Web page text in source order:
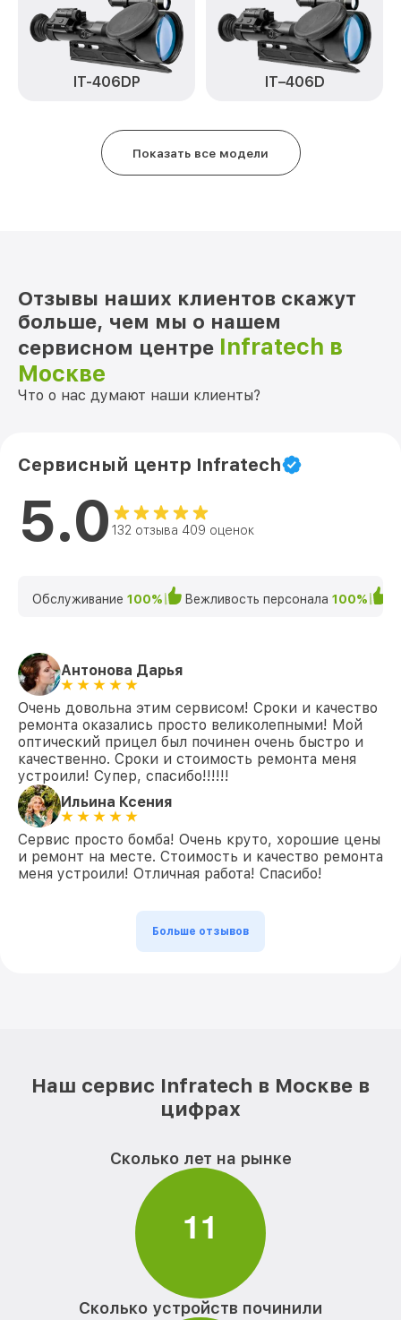
Замена матрицы IT-404H Infratech от 1100₽
Замена дисплея (экрана) IT-404H
Infratech
от 750₽
Ремонт Wi-Fi IT-404H Infratech
Infratech
IT-406DP IT–406D
Показать все модели
Отзывы наших клиентов скажут
больше, чем мы о нашем
сервисном центре Infratech в
Москве
Что о нас думают наши клиенты?
Сервисный центр Infratech
5.0 132 отзыва 409 оценок
Обслуживание 100% Вежливость персонала 100%
Антонова Дарья
Очень довольна этим сервисом! Сроки и качество
ремонта оказались просто великолепными! Мой
оптический прицел был починен очень быстро и
качественно. Сроки и стоимость ремонта меня
устроили! Супер, спасибо!!!!!!
Ильина Ксения
Сервис просто бомба! Очень круто, хорошие цены
и ремонт на месте. Стоимость и качество ремонта
меня устроили! Отличная работа! Спасибо!
Больше отзывов
Наш сервис Infratech в Москве в
цифрах
Сколько лет на рынке
11
Сколько устройств починили